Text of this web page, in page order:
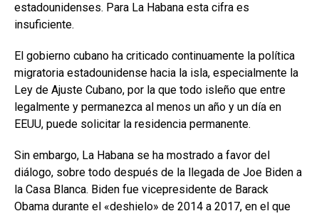
estadounidenses. Para La Habana esta cifra es
insuficiente.
El gobierno cubano ha criticado continuamente la política
migratoria estadounidense hacia la isla, especialmente la
Ley de Ajuste Cubano, por la que todo isleño que entre
legalmente y permanezca al menos un año y un día en
EEUU, puede solicitar la residencia permanente.
Sin embargo, La Habana se ha mostrado a favor del
diálogo, sobre todo después de la llegada de Joe Biden a
la Casa Blanca. Biden fue vicepresidente de Barack
Obama durante el «deshielo» de 2014 a 2017, en el que